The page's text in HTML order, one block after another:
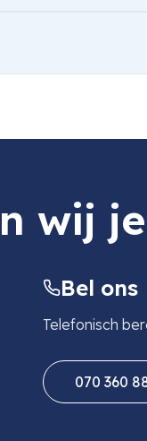
wij
Bel ons
Telefonisch
070 360